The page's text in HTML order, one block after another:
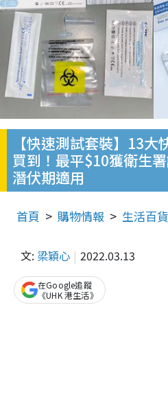
【快速測試套裝】13
買到！最平$10獲衛生
潛伏期適用
首頁 購物情報 生活百貨
文: 梁穎心 2022.03.13
在Google追蹤
《UHK 港生活》